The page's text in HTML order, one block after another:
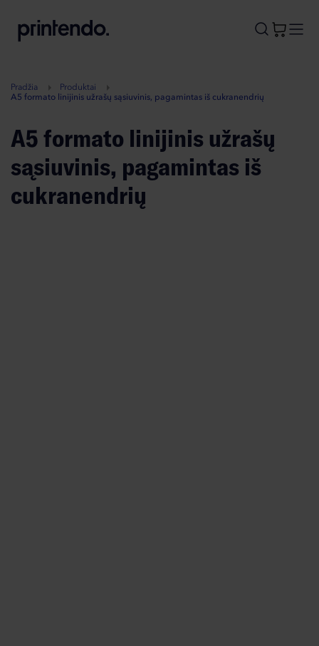
A
Pradžia
Produktai
A5 formato linijinis užrašų sąsiuvinis, pagamintas iš cukranendrių
A5 formato linijinis užrašų
sąsiuvinis, pagamintas iš
cukranendrių